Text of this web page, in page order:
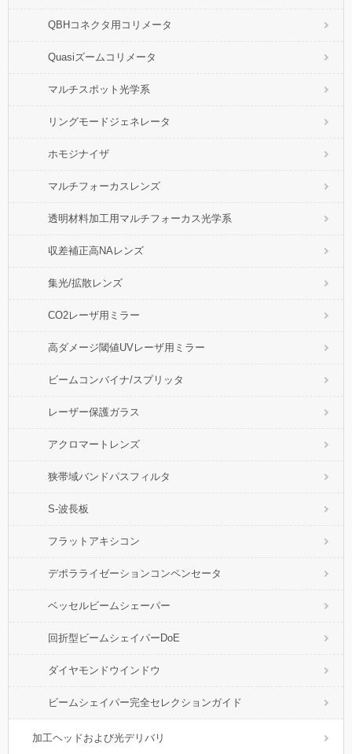
QBHコネクタ用コリメータ
Quasiズームコリメータ
マルチスポット光学系
リングモードジェネレータ
ホモジナイザ
マルチフォーカスレンズ
透明材料加工用マルチフォーカス光学系
収差補正高NAレンズ
集光/拡散レンズ
CO2レーザ用ミラー
高ダメージ閾値UVレーザ用ミラー
ビームコンバイナ/スプリッタ
レーザー保護ガラス
アクロマートレンズ
狭帯域バンドパスフィルタ
S-波長板
フラットアキシコン
デポラライゼーションコンペンセータ
ベッセルビームシェーパー
回折型ビームシェイパーDoE
ダイヤモンドウインドウ
ビームシェイパー完全セレクションガイド
加工ヘッドおよび光デリバリ